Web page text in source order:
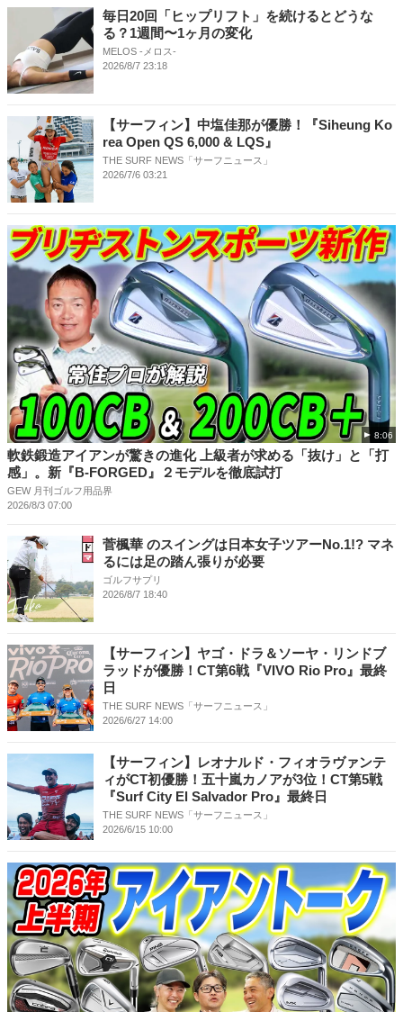
毎日20回「ヒップリフト」を続けるとどうな
る？1週間〜1ヶ月の変化
MELOS -メロス-
2026/8/7 23:18
【サーフィン】中塩佳那が優勝！『Siheung Ko
rea Open QS 6,000 & LQS』
THE SURF NEWS「サーフニュース」
2026/7/6 03:21
8:06
軟鉄鍛造アイアンが驚きの進化 上級者が求める「抜け」と「打
感」。新『B-FORGED』２モデルを徹底試打
GEW 月刊ゴルフ用品界
2026/8/3 07:00
菅楓華 のスイングは日本女子ツアーNo.1!? マネ
るには足の踏ん張りが必要
ゴルフサプリ
2026/8/7 18:40
【サーフィン】ヤゴ・ドラ＆ソーヤ・リンドブ
ラッドが優勝！CT第6戦『VIVO Rio Pro』最終
日
THE SURF NEWS「サーフニュース」
2026/6/27 14:00
【サーフィン】レオナルド・フィオラヴァンテ
ィがCT初優勝！五十嵐カノアが3位！CT第5戦
『Surf City El Salvador Pro』最終日
THE SURF NEWS「サーフニュース」
2026/6/15 10:00